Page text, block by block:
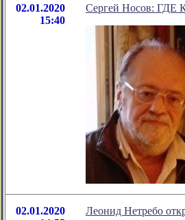
02.01.2020
15:40
Сергей Носов:
02.01.2020
Леонид Нетребо